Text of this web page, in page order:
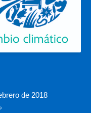
de 2018